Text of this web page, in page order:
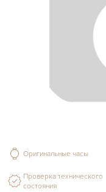
Оригинальные часы
Проверка технического
состояния